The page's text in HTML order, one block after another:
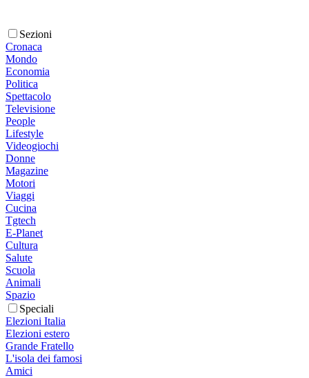
Sezioni
Cronaca
Mondo
Economia
Politica
Spettacolo
Televisione
People
Lifestyle
Videogiochi
Donne
Magazine
Motori
Viaggi
Cucina
Tgtech
E-Planet
Cultura
Salute
Scuola
Animali
Spazio
Speciali
Elezioni Italia
Elezioni estero
Grande Fratello
L'isola dei famosi
Amici